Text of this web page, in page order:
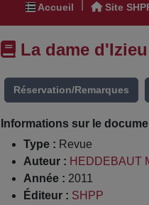
Accueil Site
La dame
Réservation/Remarques
Informations sur le
Type : Revue
Auteur : HEDDEBAUT
Année : 2011
Éditeur : SHPP